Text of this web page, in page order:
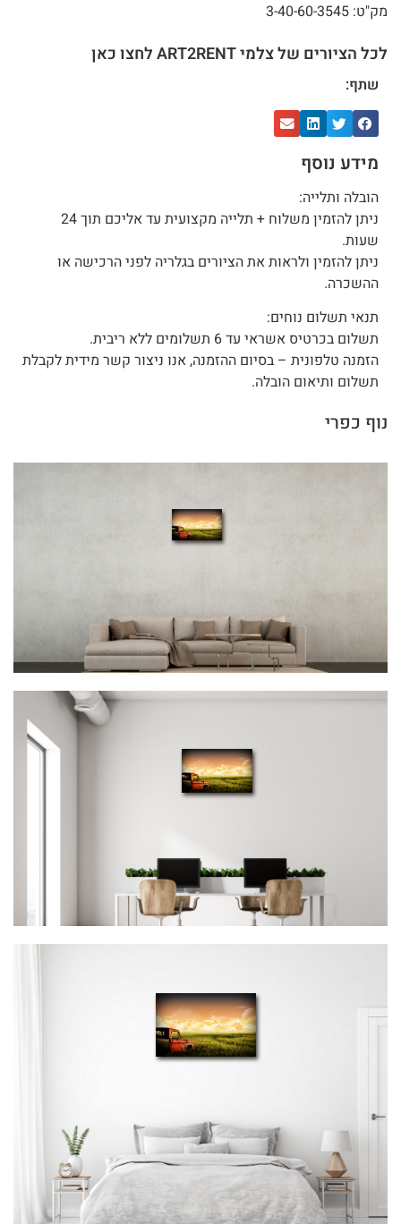
מק"ט: 3-40-60-3545
לכל הציורים של צלמי ART2RENT לחצו כאן
שתף:
מידע נוסף
הובלה ותלייה:
ניתן להזמין משלוח + תלייה מקצועית עד אליכם תוך 24
שעות.
ניתן להזמין ולראות את הציורים בגלריה לפני הרכישה או
ההשכרה.
תנאי תשלום נוחים:
תשלום בכרטיס אשראי עד 6 תשלומים ללא ריבית.
הזמנה טלפונית – בסיום ההזמנה, אנו ניצור קשר מידית לקבלת
תשלום ותיאום הובלה.
נוף כפרי